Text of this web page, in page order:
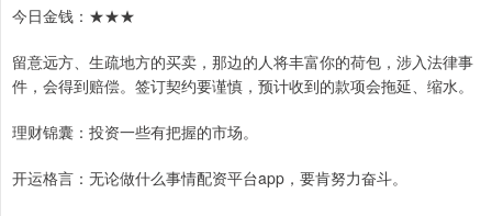
今日金钱：★★★
留意远方、生疏地方的买卖，那边的人将丰富你的荷包，涉入法律事
件，会得到赔偿。签订契约要谨慎，预计收到的款项会拖延、缩水。
理财锦囊：投资一些有把握的市场。
开运格言：无论做什么事情配资平台app，要肯努力奋斗。